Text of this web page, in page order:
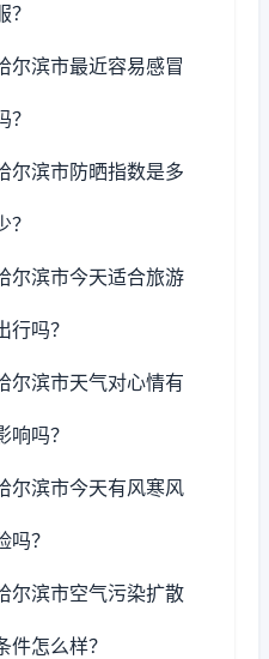
？
尔滨市最近容易感冒
？
尔滨市防晒指数是多
？
尔滨市今天适合旅游
行吗？
尔滨市天气对心情有
响吗？
尔滨市今天有风寒风
吗？
尔滨市空气污染扩散
件怎么样？